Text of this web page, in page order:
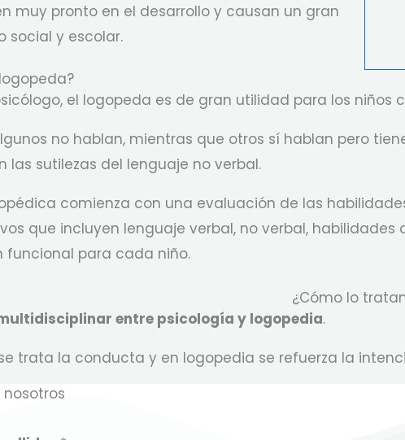
muy pronto en el desarrollo y causan un gran
social y escolar.
el logopeda es de gran utilidad para los niños
no hablan, mientras que otros sí hablan pero
las sutilezas del lenguaje no verbal.
comienza con una evaluación de las
que incluyen lenguaje verbal, no verbal,
funcional para cada niño.
¿Cómo lo
entre psicología y logopedia.
trata la conducta y en logopedia se refuerza la